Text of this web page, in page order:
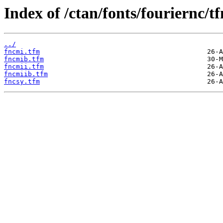
Index of /ctan/fonts/fouriernc/
../
fncmi.tfm
fncmib.tfm
fncmii.tfm
fncmiib.tfm
fncsy.tfm